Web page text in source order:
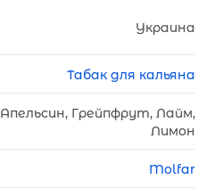
Украина
Табак для кальяна
Апельсин, Грейпфрут, Лайм,
Лимон
Molfar